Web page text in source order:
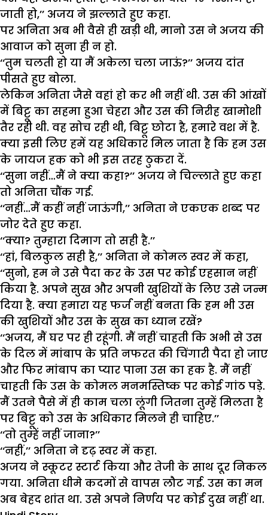
जाती हो,’’ अजय ने झल्लाते हुए कहा.
पर अनिता अब भी वैसे ही खड़ी थी, मानो उस ने अजय की
आवाज को सुना ही न हो.
‘‘तुम चलती हो या मैं अकेला चला जाऊं?’’ अजय दांत
पीसते हुए बोला.
लेकिन अनिता जैसे वहां हो कर भी नहीं थी. उस की आंखों
में बिट्टू का सहमा हुआ चेहरा और उस की निरीह खामोशी
तैर रही थी. वह सोच रही थी, बिट्टू छोटा है, हमारे वश में है.
क्या इसी लिए हमें यह अधिकार मिल जाता है कि हम उस
के जायज हक को भी इस तरह ठुकरा दें.
‘‘सुना नहीं…मैं ने क्या कहा?’’ अजय ने चिल्लाते हुए कहा
तो अनिता चौंक गई.
‘‘नहीं…मैं कहीं नहीं जाऊंगी,’’ अनिता ने एकएक शब्द पर
जोर देते हुए कहा.
‘‘क्या? तुम्हारा दिमाग तो सही है.’’
‘‘हां, बिलकुल सही है,’’ अनिता ने कोमल स्वर में कहा,
‘‘सुनो, हम ने उसे पैदा कर के उस पर कोई एहसान नहीं
किया है. अपने सुख और अपनी खुशियों के लिए उसे जन्म
दिया है. क्या हमारा यह फर्ज नहीं बनता कि हम भी उस
की खुशियों और उस के सुख का ध्यान रखें?
‘‘अजय, मैं घर पर ही रहूंगी. मैं नहीं चाहती कि अभी से उस
के दिल में मांबाप के प्रति नफरत की चिंगारी पैदा हो जाए
और फिर मांबाप का प्यार पाना उस का हक है. मैं नहीं
चाहती कि उस के कोमल मनमस्तिष्क पर कोई गांठ पड़े.
मैं उतने पैसे में ही काम चला लूंगी जितना तुम्हें मिलता है
पर बिट्टू को उस के अधिकार मिलने ही चाहिए.’’
‘‘तो तुम्हें नहीं जाना?’’
‘‘नहीं,’’ अनिता ने दृढ़ स्वर में कहा.
अजय ने स्कूटर स्टार्ट किया और तेजी के साथ दूर निकल
गया. अनिता धीमे कदमों से वापस लौट गई. उस का मन
अब बेहद शांत था. उसे अपने निर्णय पर कोई दुख नहीं था.